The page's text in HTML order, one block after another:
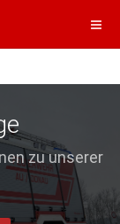
zu unserer